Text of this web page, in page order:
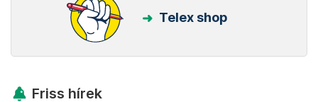
Telex shop
Friss hírek